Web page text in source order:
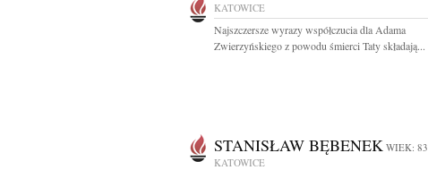
KATOWICE
Najszczersze wyrazy współczucia dla Adama
Zwierzyńskiego z powodu śmierci Taty składają...
STANISŁAW BĘBENEK WIEK: 83
KATOWICE